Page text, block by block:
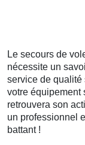
Le secours de
nécessite un
service de qualité
votre équipement
retrouvera son
un professionnel
battant !